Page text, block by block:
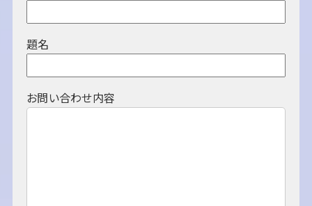
題名
お問い合わせ内容